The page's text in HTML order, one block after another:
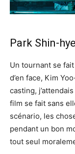
Park Shin-
Un tournant se fait
d’en face, Kim
casting,
film se fait sans
scénario, les
pendant un bon
tout seul